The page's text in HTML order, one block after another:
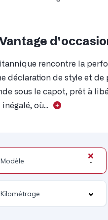
rencontre la
déclaration de style et
sous le capot, prêt à
où...